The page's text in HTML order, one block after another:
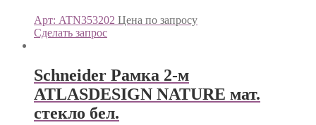
Арт: ATN353202 Цена по запросу
Сделать запрос
Schneider Рамка 2-м
ATLASDESIGN NATURE мат.
стекло бел.